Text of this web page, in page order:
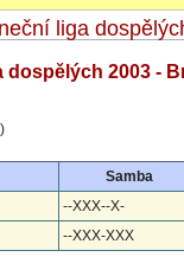
liga
dospělých 2003 -
Samba
--XXX--X-
--XXX-XXX